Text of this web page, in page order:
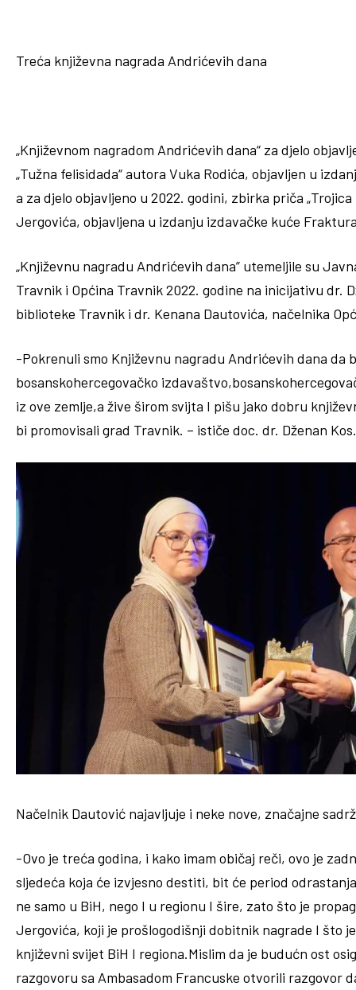
Treća književna nagrada Andrićevih dana
„Književnom nagradom Andrićevih dana“ za djelo
„Tužna felisidada“ autora Vuka Rodića, objavljen u
a za djelo objavljeno u 2022. godini, zbirka priča
Jergovića, objavljena u izdanju izdavačke kuće
„Književnu nagradu Andrićevih dana” utemeljile su
Travnik i Općina Travnik 2022. godine na inicijativu dr.
biblioteke Travnik i dr. Kenana Dautovića, načelnika
-Pokrenuli smo Književnu nagradu Andrićevih dana da
bosanskohercegovačko
iz ove zemlje,a žive širom svijta I pišu jako dobru
bi promovisali grad Travnik. – ističe doc. dr. Dženan Kos.
Načelnik Dautović najavljuje i neke nove, značajne
-Ovo je treća godina, i kako imam običaj reči, ovo je
sljedeća koja će izvjesno destiti, bit će period
ne samo u BiH, nego I u regionu I šire, zato što je
Jergovića, koji je prošlogodišnji dobitnik nagrade I što
književni svijet BiH I regiona.Mislim da je budućn ost
razgovoru sa Ambasadom Francuske otvorili razgovor